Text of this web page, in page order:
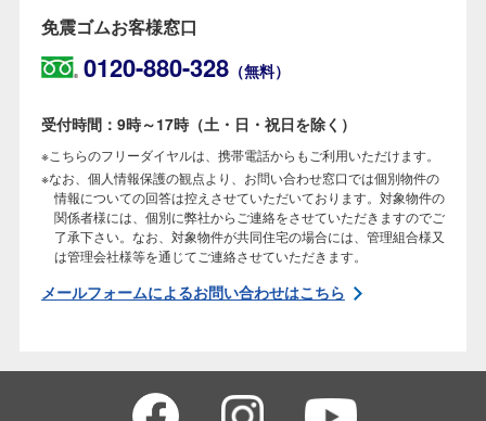
免震ゴムお客様窓口
0120-880-328（無料）
受付時間：9時～17時（土・日・祝日を除く）
こちらのフリーダイヤルは、携帯電話からもご利用いただけます。
なお、個人情報保護の観点より、お問い合わせ窓口では個別物件の
情報についての回答は控えさせていただいております。対象物件の
関係者様には、個別に弊社からご連絡をさせていただきますのでご
了承下さい。なお、対象物件が共同住宅の場合には、管理組合様又
は管理会社様等を通じてご連絡させていただきます。
メールフォームによるお問い合わせはこちら